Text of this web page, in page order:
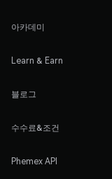
아카데미
Learn & Earn
블로그
수수료&조건
Phemex API